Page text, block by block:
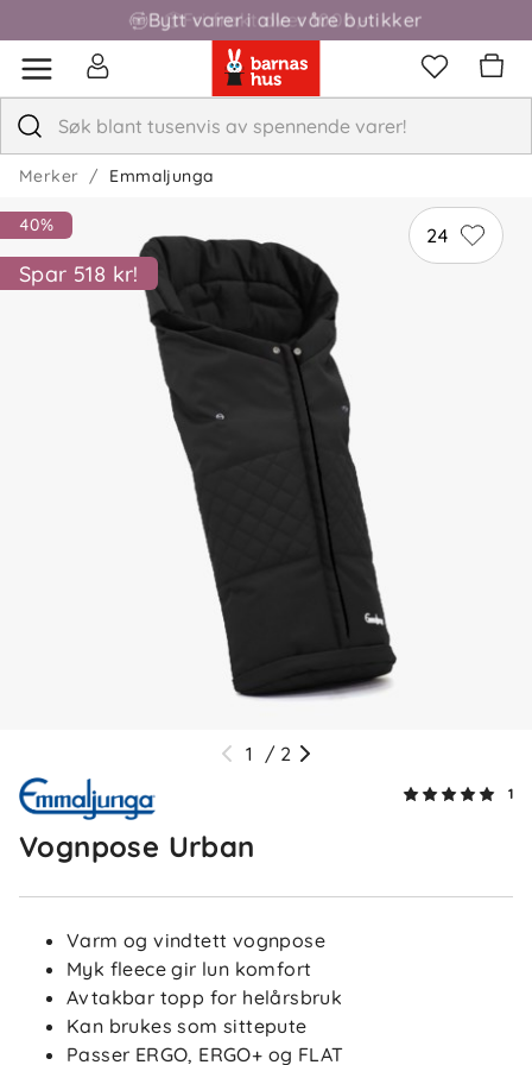
Bytt varer i alle våre butikker
Fri frakt over 1000,-
Merker Emmaljunga
24
40%
Spar 518 kr!
1 / 2
1
Vognpose Urban
Varm og vindtett vognpose
Myk fleece gir lun komfort
Avtakbar topp for helårsbruk
Kan brukes som sittepute
Passer ERGO, ERGO+ og FLAT